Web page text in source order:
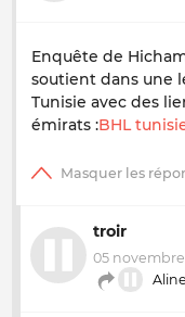
Enquête de
soutient dans une
Tunisie avec des
émirats :BHL
troir
05 novembre